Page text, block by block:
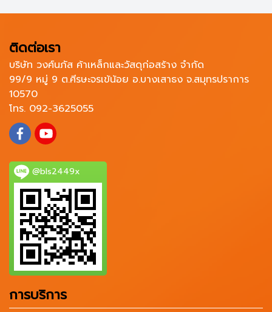
ติดต่อเรา
บริษัท วงศ์นภัส ค้าเหล็กและวัสดุก่อสร้าง จำกัด
99/9 หมู่ 9 ต.ศีรษะจรเข้น้อย อ.บางเสาธง จ.สมุทรปราการ
10570
โทร. 092-3625055
@bls2449x
การบริการ